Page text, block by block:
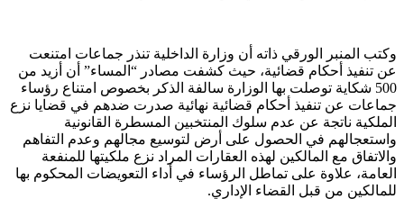
وكتب المنبر الورقي ذاته أن وزارة الداخلية تنذر جماعات امتنعت
عن تنفيذ أحكام قضائية، حيث كشفت مصادر “المساء” أن أزيد من
500 شكاية توصلت بها الوزارة سالفة الذكر بخصوص امتناع رؤساء
جماعات عن تنفيذ أحكام قضائية نهائية صدرت ضدهم في قضايا نزع
الملكية ناتجة عن عدم سلوك المنتخبين المسطرة القانونية
واستعجالهم في الحصول على أرض لتوسيع مجالهم وعدم التفاهم
والاتفاق مع المالكين لهذه العقارات المراد نزع ملكيتها للمنفعة
العامة، علاوة على تماطل الرؤساء في أداء التعويضات المحكوم بها
للمالكين من قبل القضاء الإداري.